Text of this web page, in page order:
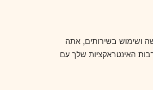
ושימוש בשירותים, אתה
האינטראקציות שלך עם